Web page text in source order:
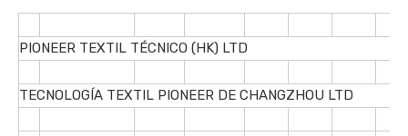
PIONEER TEXTIL TÉCNICO (HK) LTD
TECNOLOGÍA TEXTIL PIONEER DE CHANGZHOU LTD